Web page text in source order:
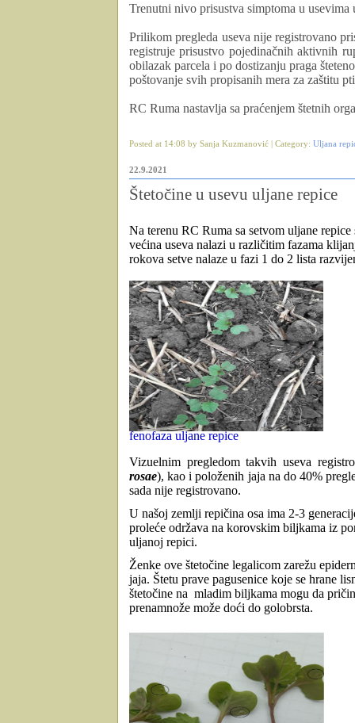
Trenutni nivo prisustva simptoma u
Prilikom pregleda useva nije registrovano
registruje prisustvo pojedinačnih aktivnih
obilazak parcela i po dostizanju praga
poštovanje svih propisanih mera za zaštitu
RC Ruma nastavlja sa praćenjem štetnih
Posted at 14:08 by Sanja Kuzmanović | Category: Uljana
22.9.2021
Štetočine u usevu uljane repice
Na terenu RC Ruma sa setvom uljane repice
većina useva nalazi u različitim fazama
rokova setve nalaze u fazi 1 do 2 lista
fenofaza uljane repice
Vizuelnim pregledom takvih useva
rosae), kao i položenih jaja na do 40%
sada nije registrovano.
U našoj zemlji repičina osa ima 2-3
proleće održava na korovskim biljkama iz
uljanoj repici.
Ženke ove štetočine legalicom zarežu
jaja. Štetu prave pagusenice koje se hrane
štetočine na mladim biljkama mogu da
prenamnože može doći do golobrsta.